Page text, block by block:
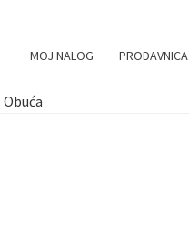
MOJ NALOG PRODAVNICA
Obuća